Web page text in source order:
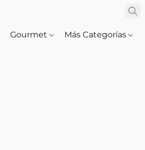
Gourmet Más Categorías